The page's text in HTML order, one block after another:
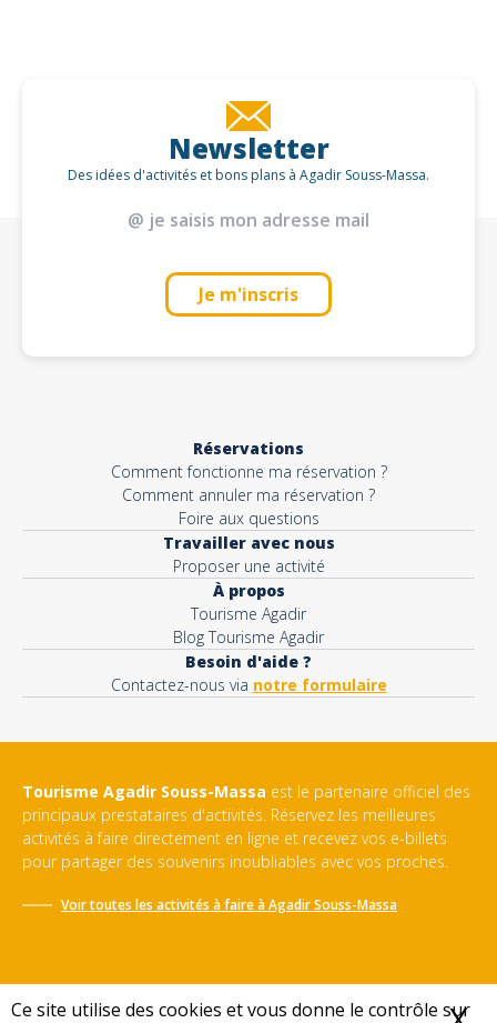
Ce site utilise des cookies et vous donne le contrôle sur
Newsletter
Des idées d'activités et bons plans à Agadir Souss-Massa.
Je m'inscris
Réservations
Comment fonctionne ma réservation ?
Comment annuler ma réservation ?
Foire aux questions
Travailler avec nous
Proposer une activité
À propos
Tourisme Agadir
Blog Tourisme Agadir
Besoin d'aide ?
Contactez-nous via notre formulaire
Tourisme Agadir Souss-Massa est le partenaire officiel des
principaux prestataires d'activités. Réservez les meilleures
activités à faire directement en ligne et recevez vos e-billets
pour partager des souvenirs inoubliables avec vos proches.
Voir toutes les activités à faire àAgadir Souss-Massa